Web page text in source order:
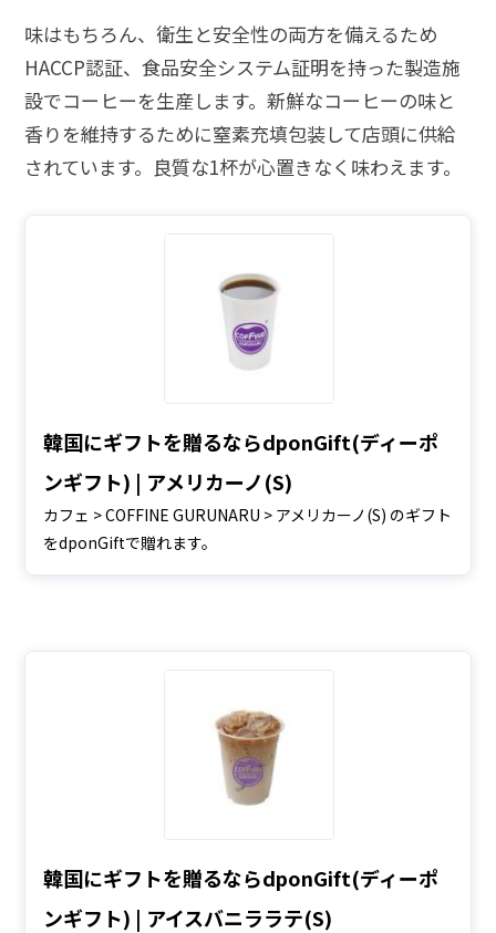
味はもちろん、衛生と安全性の両方を備えるため
HACCP認証、食品安全システム証明を持った製造施
設でコーヒーを生産します。新鮮なコーヒーの味と
香りを維持するために窒素充填包装して店頭に供給
されています。良質な1杯が心置きなく味わえます。
韓国にギフトを贈るならdponGift(ディーポ
ンギフト) | アメリカーノ(S)
カフェ > COFFINE GURUNARU > アメリカーノ(S) のギフト
をdponGiftで贈れます。
韓国にギフトを贈るならdponGift(ディーポ
ンギフト) | アイスバニララテ(S)